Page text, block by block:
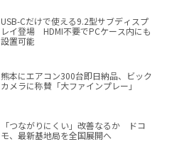
USB-Cだけで使える9.2型サブディスプ
レイ登場 HDMI不要でPCケース内にも
設置可能
熊本にエアコン300台即日納品、ビック
カメラに称賛「大ファインプレー」
「つながりにくい」改善なるか ドコ
モ、最新基地局を全国展開へ